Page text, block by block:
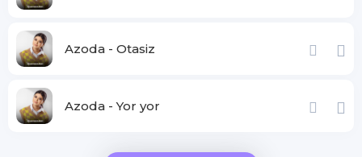
Azoda - Otasiz
Azoda - Yor yor